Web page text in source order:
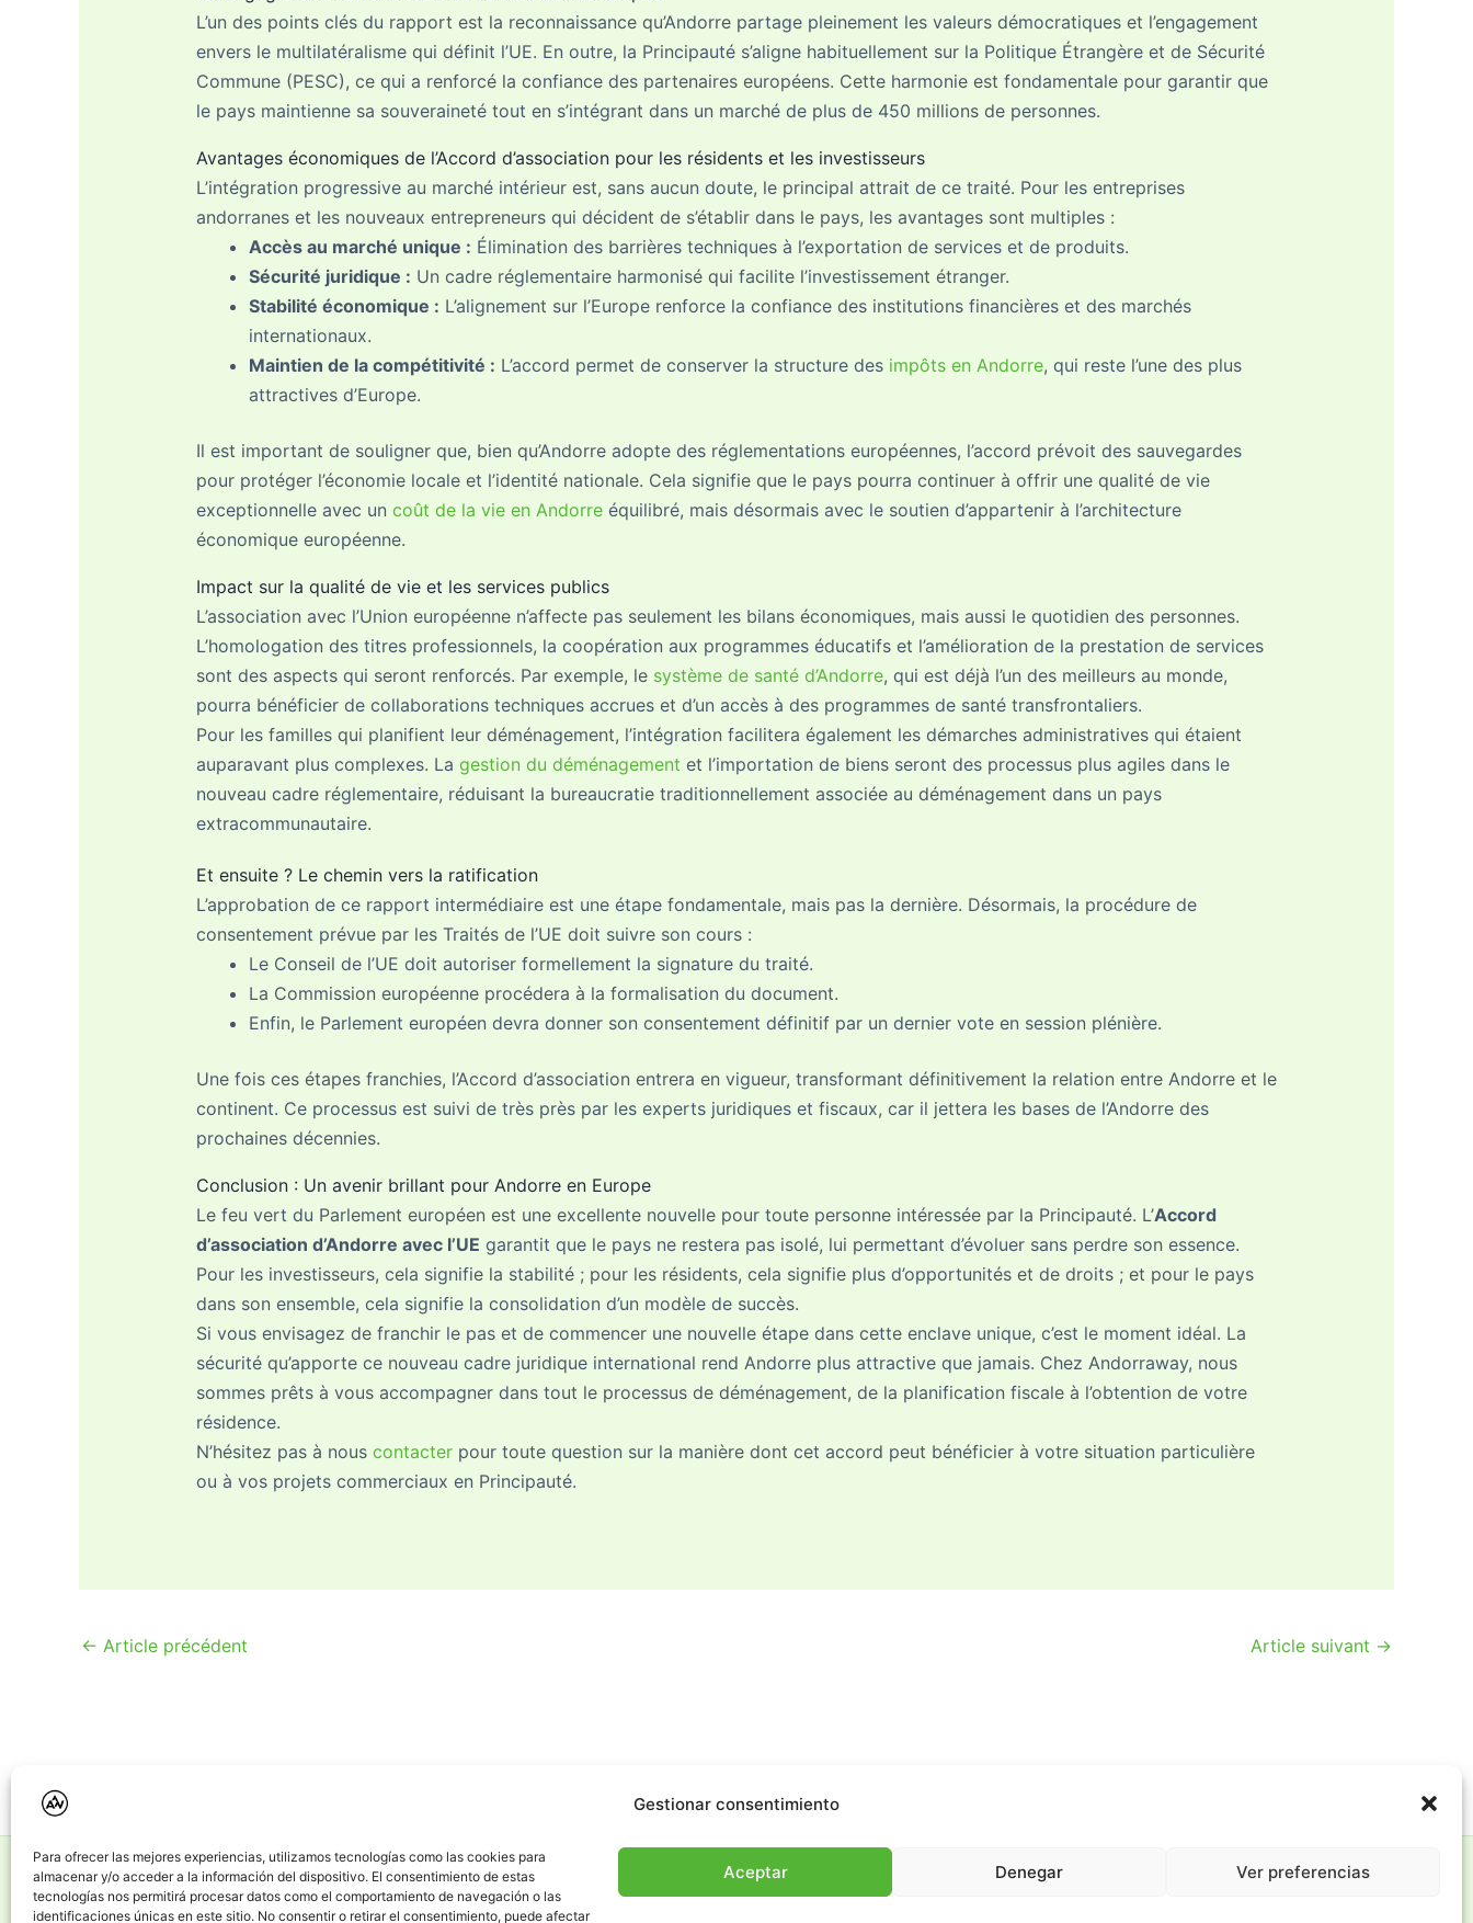
Gestionar consentimiento
Para ofrecer las mejores experiencias, utilizamos tecnologías como las cookies para
almacenar y/o acceder a la información del dispositivo. El consentimiento de estas
tecnologías nos permitirá procesar datos como el comportamiento de navegación o las
identificaciones únicas en este sitio. No consentir o retirar el consentimiento, puede afectar
Aceptar Denegar Ver preferencias
L’un des points clés du rapport est la reconnaissance qu’Andorre partage pleinement les valeurs démocratiques et l’engagement
envers le multilatéralisme qui définit l’UE. En outre, la Principauté s’aligne habituellement sur la Politique Étrangère et de Sécurité
Commune (PESC), ce qui a renforcé la confiance des partenaires européens. Cette harmonie est fondamentale pour garantir que
le pays maintienne sa souveraineté tout en s’intégrant dans un marché de plus de 450 millions de personnes.
Avantages économiques de l’Accord d’association pour les résidents et les investisseurs
L’intégration progressive au marché intérieur est, sans aucun doute, le principal attrait de ce traité. Pour les entreprises
andorranes et les nouveaux entrepreneurs qui décident de s’établir dans le pays, les avantages sont multiples :
Accès au marché unique : Élimination des barrières techniques à l’exportation de services et de produits.
Sécurité juridique : Un cadre réglementaire harmonisé qui facilite l’investissement étranger.
Stabilité économique : L’alignement sur l’Europe renforce la confiance des institutions financières et des marchés
internationaux.
Maintien de la compétitivité : L’accord permet de conserver la structure des impôts en Andorre, qui reste l’une des plus
attractives d’Europe.
Il est important de souligner que, bien qu’Andorre adopte des réglementations européennes, l’accord prévoit des sauvegardes
pour protéger l’économie locale et l’identité nationale. Cela signifie que le pays pourra continuer à offrir une qualité de vie
exceptionnelle avec un coût de la vie en Andorreéquilibré, mais désormais avec le soutien d’appartenir à l’architecture
économique européenne.
Impact sur la qualité de vie et les services publics
L’association avec l’Union européenne n’affecte pas seulement les bilans économiques, mais aussi le quotidien des personnes.
L’homologation des titres professionnels, la coopération aux programmes éducatifs et l’amélioration de la prestation de services
sont des aspects qui seront renforcés. Par exemple, le système de santé d’Andorre, qui est déjà l’un des meilleurs au monde,
pourra bénéficier de collaborations techniques accrues et d’un accès à des programmes de santé transfrontaliers.
Pour les familles qui planifient leur déménagement, l’intégration facilitera également les démarches administratives qui étaient
auparavant plus complexes. La gestion du déménagement et l’importation de biens seront des processus plus agiles dans le
nouveau cadre réglementaire, réduisant la bureaucratie traditionnellement associée au déménagement dans un pays
extracommunautaire.
Et ensuite ? Le chemin vers la ratification
L’approbation de ce rapport intermédiaire est une étape fondamentale, mais pas la dernière. Désormais, la procédure de
consentement prévue par les Traités de l’UE doit suivre son cours :
Le Conseil de l’UE doit autoriser formellement la signature du traité.
La Commission européenne procédera à la formalisation du document.
Enfin, le Parlement européen devra donner son consentement définitif par un dernier vote en session plénière.
Une fois ces étapes franchies, l’Accord d’association entrera en vigueur, transformant définitivement la relation entre Andorre et le
continent. Ce processus est suivi de très près par les experts juridiques et fiscaux, car il jettera les bases de l’Andorre des
prochaines décennies.
Conclusion : Un avenir brillant pour Andorre en Europe
Le feu vert du Parlement européen est une excellente nouvelle pour toute personne intéressée par la Principauté. L’Accord
d’association d’Andorre avec l’UE garantit que le pays ne restera pas isolé, lui permettant d’évoluer sans perdre son essence.
Pour les investisseurs, cela signifie la stabilité ; pour les résidents, cela signifie plus d’opportunités et de droits ; et pour le pays
dans son ensemble, cela signifie la consolidation d’un modèle de succès.
Si vous envisagez de franchir le pas et de commencer une nouvelle étape dans cette enclave unique, c’est le moment idéal. La
sécurité qu’apporte ce nouveau cadre juridique international rend Andorre plus attractive que jamais. Chez Andorraway, nous
sommes prêts à vous accompagner dans tout le processus de déménagement, de la planification fiscale à l’obtention de votre
résidence.
N’hésitez pas à nous contacterpour toute question sur la manière dont cet accord peut bénéficier à votre situation particulière
ou à vos projets commerciaux en Principauté.
← Article précédent Article suivant →
Política de Cookies